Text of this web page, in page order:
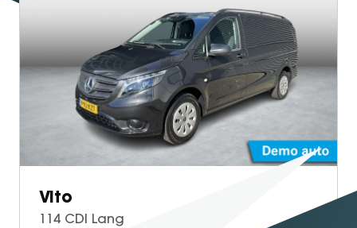
Vito
114 CDI Lang